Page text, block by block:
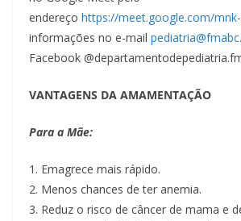
endereço https://meet.google.com/
informações no e-mail
Facebook
VANTAGENS DA AMAMENTAÇÃO
Para a Mãe:
1. Emagrece mais rápido.
2. Menos chances de ter anemia.
3. Reduz o risco de câncer de mama e